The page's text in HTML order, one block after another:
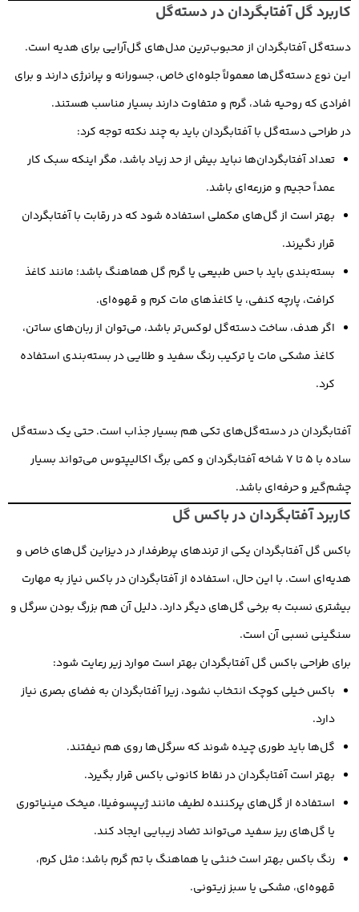
کاربرد گل آفتابگردان در دسته‌گل
دسته‌گل آفتابگردان از محبوب‌ترین مدل‌های گل‌آرایی برای هدیه است.
این نوع دسته‌گل‌ها معمولاً جلوه‌ای خاص، جسورانه و پرانرژی دارند و برای
افرادی که روحیه شاد، گرم و متفاوت دارند بسیار مناسب هستند.
در طراحی دسته‌گل با آفتابگردان باید به چند نکته توجه کرد:
تعداد آفتابگردان‌ها نباید بیش از حد زیاد باشد، مگر اینکه سبک کار
عمداً حجیم و مزرعه‌ای باشد.
بهتر است از گل‌های مکملی استفاده شود که در رقابت با آفتابگردان
قرار نگیرند.
بسته‌بندی باید با حس طبیعی یا گرم گل هماهنگ باشد؛ مانند کاغذ
کرافت، پارچه کنفی، یا کاغذهای مات کرم و قهوه‌ای.
اگر هدف، ساخت دسته‌گل لوکس‌تر باشد، می‌توان از ربان‌های ساتن،
کاغذ مشکی مات یا ترکیب رنگ سفید و طلایی در بسته‌بندی استفاده
کرد.
آفتابگردان در دسته‌گل‌های تکی هم بسیار جذاب است. حتی یک دسته‌گل
ساده با ۵ تا ۷ شاخه آفتابگردان و کمی برگ اکالیپتوس می‌تواند بسیار
چشم‌گیر و حرفه‌ای باشد.
کاربرد آفتابگردان در باکس گل
باکس گل آفتابگردان یکی از ترندهای پرطرفدار در دیزاین گل‌های خاص و
هدیه‌ای است. با این حال، استفاده از آفتابگردان در باکس نیاز به مهارت
بیشتری نسبت به برخی گل‌های دیگر دارد. دلیل آن هم بزرگ بودن سرگل و
سنگینی نسبی آن است.
برای طراحی باکس گل آفتابگردان بهتر است موارد زیر رعایت شود:
باکس خیلی کوچک انتخاب نشود، زیرا آفتابگردان به فضای بصری نیاز
دارد.
گل‌ها باید طوری چیده شوند که سرگل‌ها روی هم نیفتند.
بهتر است آفتابگردان در نقاط کانونی باکس قرار بگیرد.
استفاده از گل‌های پرکننده لطیف مانند ژیپسوفیلا، میخک مینیاتوری
یا گل‌های ریز سفید می‌تواند تضاد زیبایی ایجاد کند.
رنگ باکس بهتر است خنثی یا هماهنگ با تم گرم باشد؛ مثل کرم،
قهوه‌ای، مشکی یا سبز زیتونی.